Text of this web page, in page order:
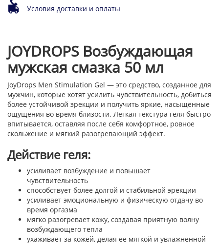
Условия доставки и оплаты
JOYDROPS Возбуждающая
мужская смазка 50 мл
JoyDrops Men Stimulation Gel — это средство, созданное для
мужчин, которые хотят усилить чувствительность, добиться
более устойчивой эрекции и получить яркие, насыщенные
ощущения во время близости. Лёгкая текстура геля быстро
впитывается, оставляя после себя комфортное, ровное
скольжение и мягкий разогревающий эффект.
Действие геля:
усиливает возбуждение и повышает
чувствительность
способствует более долгой и стабильной эрекции
усиливает эмоциональную и физическую отдачу во
время оргазма
мягко разогревает кожу, создавая приятную волну
возбуждающего тепла
ухаживает за кожей, делая её мягкой и увлажнённой